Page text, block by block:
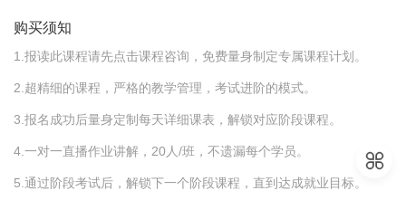
购买须知
1.报读此课程请先点击课程咨询，免费量身制定专属课程计划。
2.超精细的课程，严格的教学管理，考试进阶的模式。
3.报名成功后量身定制每天详细课表，解锁对应阶段课程。
4.一对一直播作业讲解，20人/班，不遗漏每个学员。
5.通过阶段考试后，解锁下一个阶段课程，直到达成就业目标。